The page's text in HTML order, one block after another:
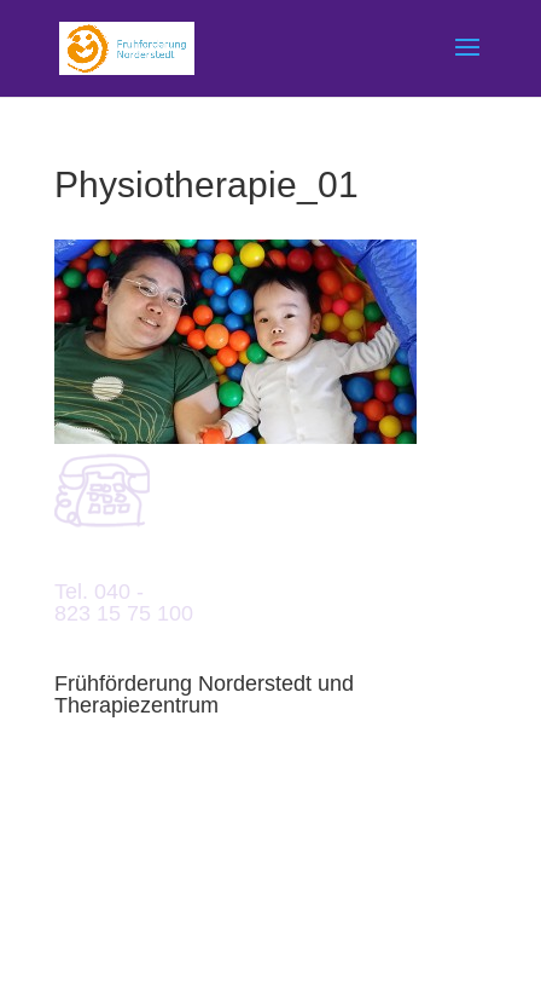
Physiotherapie_01
Tel. 040 -
823 15 75 100
Frühförderung Norderstedt und
Therapiezentrum